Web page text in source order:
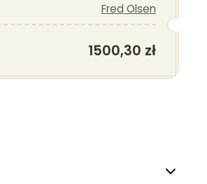
Fred Olsen
1500,30 zł